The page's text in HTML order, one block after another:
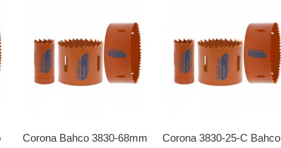
Corona Bahco 3830-68mm Corona 3830-25-C Bahco